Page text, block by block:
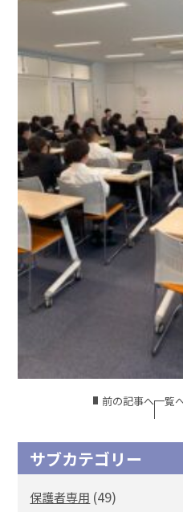
前の記事へ一覧
サブカテゴリー
保護者専用 (49)